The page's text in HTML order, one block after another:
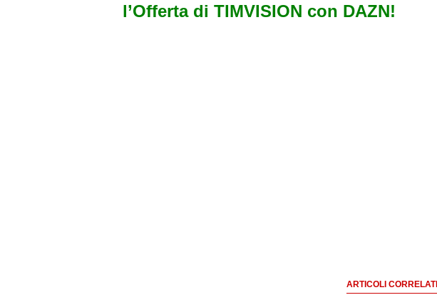
l’Offerta di TIMVISION con DAZN!
ARTICOLI CORRELATI